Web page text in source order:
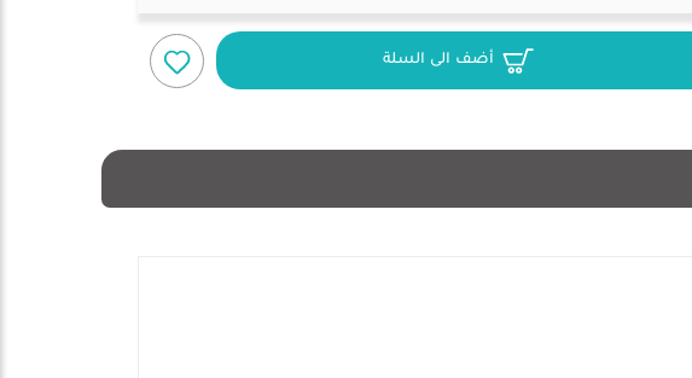
أضف الى السلة